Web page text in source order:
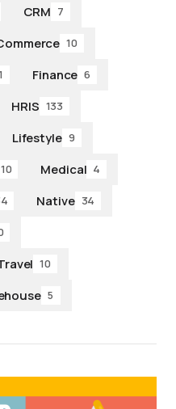
CRM 7
10
Finance 6
HRIS 133
Lifestyle 9
10 Medical 4
Native 34
10
5